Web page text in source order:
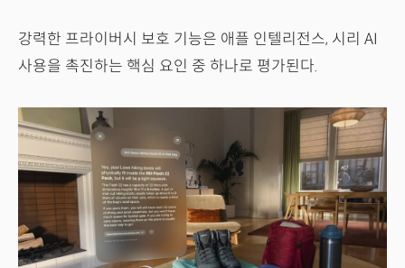
강력한 프라이버시 보호 기능은 애플 인텔리전스, 시리 AI
사용을 촉진하는 핵심 요인 중 하나로 평가된다.